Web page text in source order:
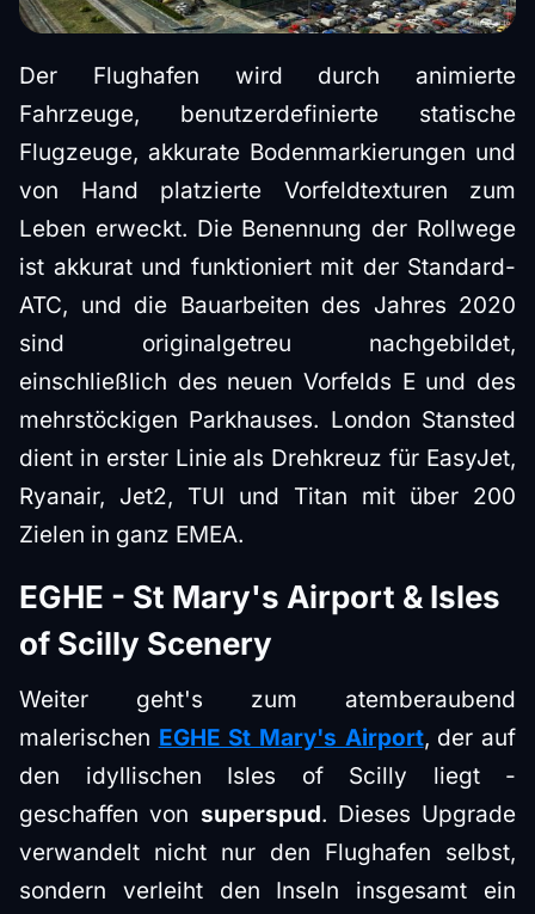
Der Flughafen wird durch animierte
Fahrzeuge, benutzerdefinierte statische
Flugzeuge, akkurate Bodenmarkierungen und
von Hand platzierte Vorfeldtexturen zum
Leben erweckt. Die Benennung der Rollwege
ist akkurat und funktioniert mit der Standard-
ATC, und die Bauarbeiten des Jahres 2020
sind originalgetreu nachgebildet,
einschließlich des neuen Vorfelds E und des
mehrstöckigen Parkhauses. London Stansted
dient in erster Linie als Drehkreuz für EasyJet,
Ryanair, Jet2, TUI und Titan mit über 200
Zielen in ganz EMEA.
EGHE - St Mary's Airport & Isles
of Scilly Scenery
Weiter geht's zum atemberaubend
malerischen EGHE St Mary's Airport, der auf
den idyllischen Isles of Scilly liegt -
geschaffen von superspud. Dieses Upgrade
verwandelt nicht nur den Flughafen selbst,
sondern verleiht den Inseln insgesamt ein